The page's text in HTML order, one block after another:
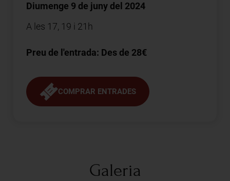
Diumenge 9 de juny del 2024
A les 17, 19 i 21h
Preu de l'entrada: Des de 28€
COMPRAR ENTRADES
Galeria